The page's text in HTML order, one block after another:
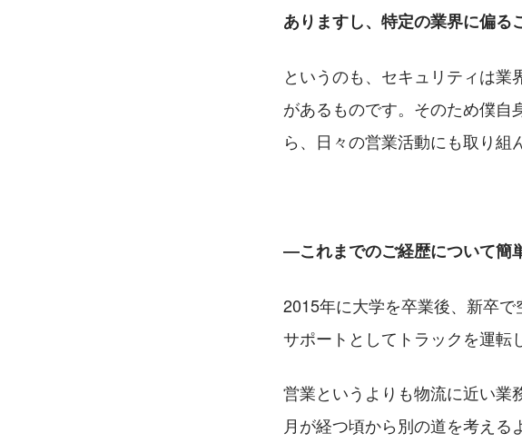
ありますし、特定の業界に偏
というのも、セキュリティは
があるものです。そのため僕
ら、日々の営業活動にも取り組
―これまでのご経歴について簡
2015年に大学を卒業後、新卒
サポートとしてトラックを運転
営業というよりも物流に近い業
月が経つ頃から別の道を考え